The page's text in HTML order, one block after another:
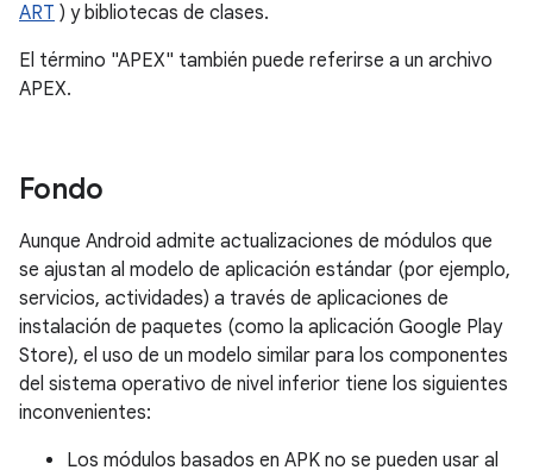
ART ) y bibliotecas de clases.
El término "APEX" también puede referirse a un archivo
APEX.
Fondo
Aunque Android admite actualizaciones de módulos que
se ajustan al modelo de aplicación estándar (por ejemplo,
servicios, actividades) a través de aplicaciones de
instalación de paquetes (como la aplicación Google Play
Store), el uso de un modelo similar para los componentes
del sistema operativo de nivel inferior tiene los siguientes
inconvenientes:
Los módulos basados ​​en APK no se pueden usar al